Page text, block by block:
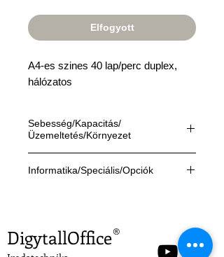
Elfogyott
A4-es szines 40 lap/perc duplex,
hálózatos
Sebesség/Kapacitás/
Üzemeltetés/Környezet
Nyomtatás:40 fekete-fehér vagy
másodperc a bekapcsolástól
számítva
Informatika/Speciális/Opciók
Felbontás:600 dpi, 1200dpi
DigytallOffice®